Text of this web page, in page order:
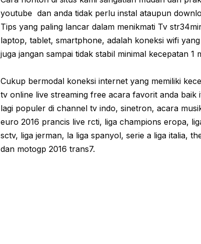
youtube dan anda tidak perlu instal ataupun
Tips yang paling lancar dalam menikmati Tv
laptop, tablet, smartphone, adalah koneksi wifi
juga jangan sampai tidak stabil minimal kecepatan 1
Cukup bermodal koneksi internet yang memiliki
tv online live streaming free acara favorit anda baik
lagi populer di channel tv indo, sinetron, acara
euro 2016 prancis live rcti, liga champions eropa,
sctv, liga jerman, la liga spanyol, serie a liga italia,
dan motogp 2016 trans7.